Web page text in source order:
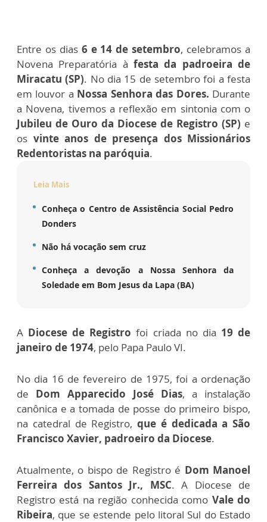
Entre os dias 6 e 14 de setembro, celebramos a
Novena Preparatória à festa da padroeira de
Miracatu (SP). No dia 15 de setembro foi a festa
em louvor a Nossa Senhora das Dores. Durante
a Novena, tivemos a reflexão em sintonia com o
Jubileu de Ouro da Diocese de Registro (SP) e
os vinte anos de presença dos Missionários
Redentoristas na paróquia.
Leia Mais
Conheça o Centro de Assistência Social Pedro
Donders
Não há vocação sem cruz
Conheça a devoção a Nossa Senhora da
Soledade em Bom Jesus da Lapa (BA)
A Diocese de Registro foi criada no dia 19 de
janeiro de 1974, pelo Papa Paulo VI.
No dia 16 de fevereiro de 1975, foi a ordenação
de Dom Apparecido José Dias, a instalação
canônica e a tomada de posse do primeiro bispo,
na catedral de Registro, que é dedicada a São
Francisco Xavier, padroeiro da Diocese.
Atualmente, o bispo de Registro é Dom Manoel
Ferreira dos Santos Jr., MSC. A Diocese de
Registro está na região conhecida como Vale do
Ribeira, que se estende pelo litoral Sul do Estado